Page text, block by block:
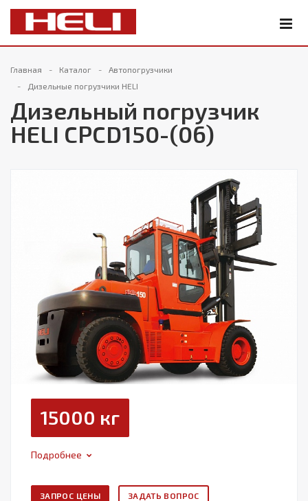
Главная Каталог
Автопогрузчики
Дизельные погрузчики HELI
Дизельный погрузчик
HELI CPCD150-(06)
15000 кг
Подробнее
ЗАПРОС ЦЕНЫ ЗАДАТЬ ВОПРОС